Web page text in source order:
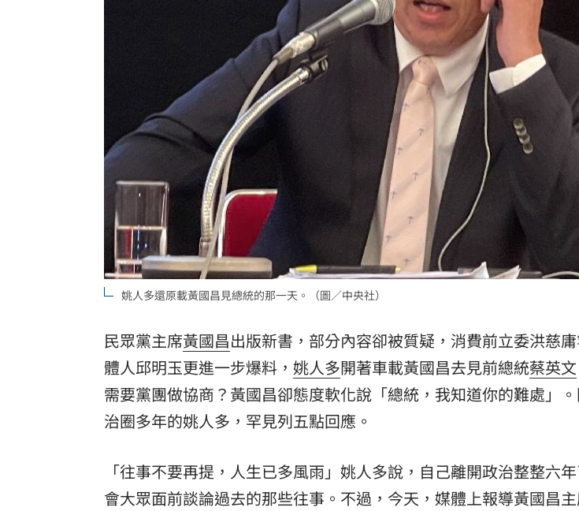
姚人多還原載黃國昌見總統的那一天。（圖／中央社）
民眾黨主席黃國昌出版新書，部分內容卻被質疑，消費前立委洪慈
體人邱明玉更進一步爆料， 姚人多開著車載黃國昌去見前總統蔡英文
需要黨團做協商？黃國昌卻態度軟化說「總統，我知道你的難處」
治圈多年的姚人多，罕見列五點回應。
「往事不要再提，人生已多風雨」姚人多說，自己離開政治整整六
會大眾面前談論過去的那些往事。不過，今天，媒體上報導黃國昌